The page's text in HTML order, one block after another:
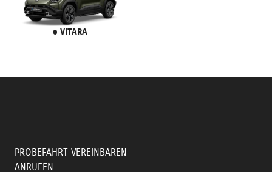
e VITARA
PROBEFAHRT VEREINBAREN
ANRUFEN